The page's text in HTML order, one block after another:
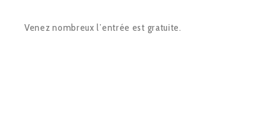
Venez nombreux l’entrée est gratuite.